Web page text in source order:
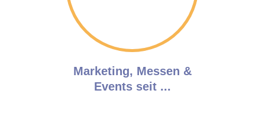
Marketing, Messen &
Events seit ...